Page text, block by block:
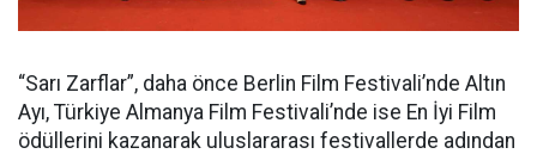
“Sarı Zarflar”, daha önce Berlin Film Festivali’nde Altın
Ayı, Türkiye Almanya Film Festivali’nde ise En İyi Film
ödüllerini kazanarak uluslararası festivallerde adından